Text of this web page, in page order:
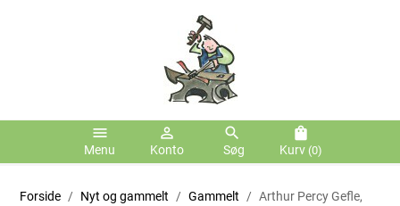
menu
Menu
person_outline
Konto
search
Søg
shopping_bag
Kurv (0)
Forside Nyt og gammelt Gammelt
Arthur Percy Gefle,